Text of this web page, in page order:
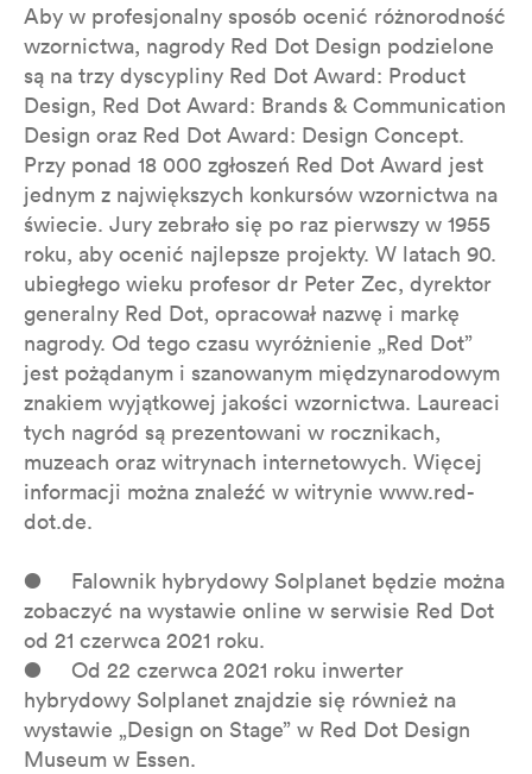
Aby w profesjonalny sposób ocenić różnorodność
wzornictwa, nagrody Red Dot Design podzielone
są na trzy dyscypliny Red Dot Award: Product
Design, Red Dot Award: Brands & Communication
Design oraz Red Dot Award: Design Concept.
Przy ponad 18 000 zgłoszeń Red Dot Award jest
jednym z największych konkursów wzornictwa na
świecie. Jury zebrało się po raz pierwszy w 1955
roku, aby ocenić najlepsze projekty. W latach 90.
ubiegłego wieku profesor dr Peter Zec, dyrektor
generalny Red Dot, opracował nazwę i markę
nagrody. Od tego czasu wyróżnienie „Red Dot”
jest pożądanym i szanowanym międzynarodowym
znakiem wyjątkowej jakości wzornictwa. Laureaci
tych nagród są prezentowani w rocznikach,
muzeach oraz witrynach internetowych. Więcej
informacji można znaleźć w witrynie www.red-
dot.de.
● Falownik hybrydowy Solplanet będzie można
zobaczyć na wystawie online w serwisie Red Dot
od 21 czerwca 2021 roku.
● Od 22 czerwca 2021 roku inwerter
hybrydowy Solplanet znajdzie się również na
wystawie „Design on Stage” w Red Dot Design
Museum w Essen.